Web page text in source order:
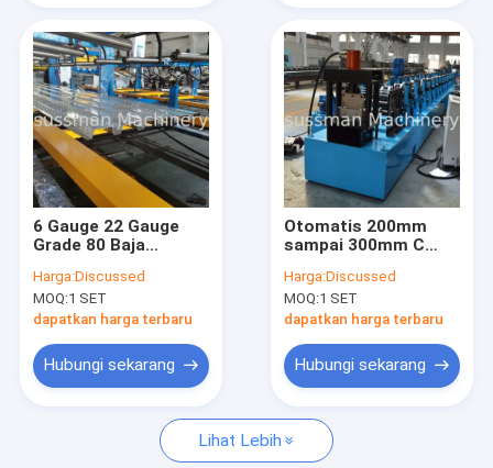
Produk
Video
Tentang kami
Tur Pabrik
Hubungi kami
Berita
6 Gauge 22 Gauge
Grade 80 Baja
20m / Min 1.5 Tipe B
lantai dek roll
Forming Machine
Harga:Discussed
MOQ:1 SET
dapatkan harga terbaru
Hubungi sekarang
Otomatis 200mm
sampai 300mm C
Machine untuk
Bangunan Konstruksi
Harga:Discussed
MOQ:1 SET
dapatkan harga terbaru
Hubungi sekarang
Lihat Lebih